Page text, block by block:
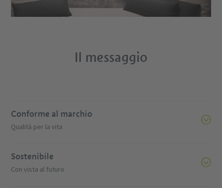
Il messaggio
Conforme al marchio
Qualità per la vita
Sostenibile
Con vista al futuro